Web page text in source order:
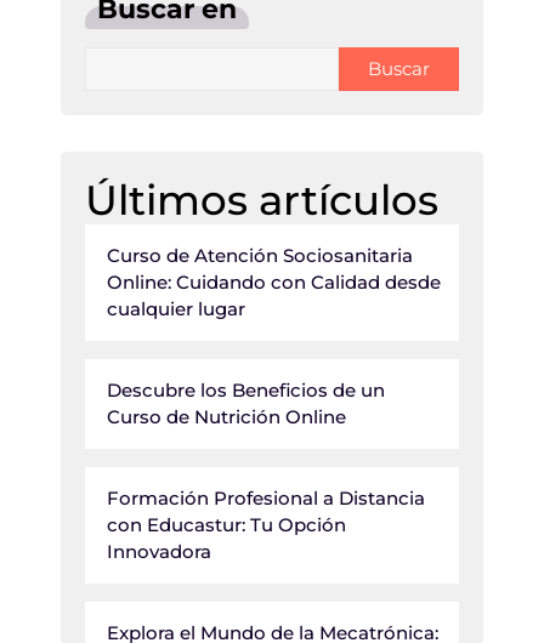
Buscar en
Buscar
Últimos artículos
Curso de Atención Sociosanitaria
Online: Cuidando con Calidad desde
cualquier lugar
Descubre los Beneficios de un
Curso de Nutrición Online
Formación Profesional a Distancia
con Educastur: Tu Opción
Innovadora
Explora el Mundo de la Mecatrónica: